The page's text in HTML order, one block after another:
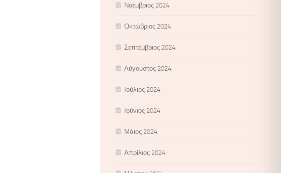
Νοέμβριος 2024
Οκτώβριος 2024
Σεπτέμβριος 2024
Αύγουστος 2024
Ιούλιος 2024
Ιούνιος 2024
Μάιος 2024
Απρίλιος 2024